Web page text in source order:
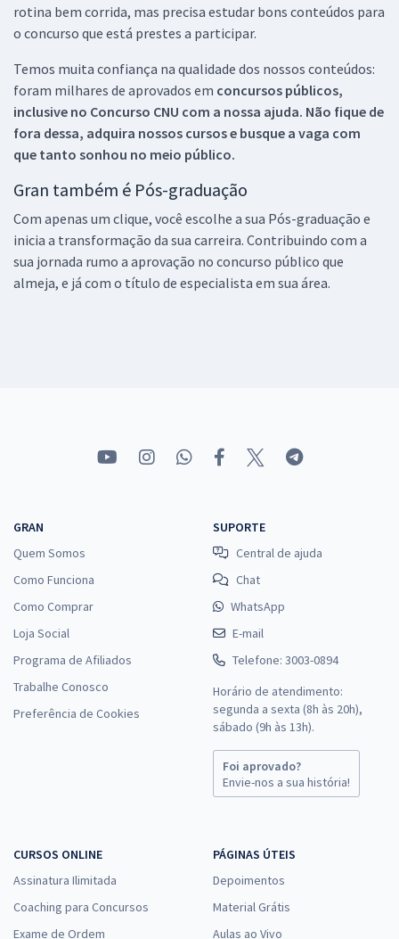
rotina bem corrida, mas precisa estudar bons conteúdos para
o concurso que está prestes a participar.
Temos muita confiança na qualidade dos nossos conteúdos:
foram milhares de aprovados em concursos públicos,
inclusive no Concurso CNU com a nossa ajuda. Não fique de
fora dessa, adquira nossos cursos e busque a vaga com
que tanto sonhou no meio público.
Gran também é Pós-graduação
Com apenas um clique, você escolhe a sua Pós-graduação e
inicia a transformação da sua carreira. Contribuindo com a
sua jornada rumo a aprovação no concurso público que
almeja, e já com o título de especialista em sua área.
GRAN
Quem Somos
Como Funciona
Como Comprar
Loja Social
Programa de Afiliados
Trabalhe Conosco
Preferência de Cookies
SUPORTE
Central de ajuda
Chat
WhatsApp
E-mail
Telefone: 3003-0894
Horário de atendimento:
segunda a sexta (8h às 20h),
sábado (9h às 13h).
Foi aprovado?
Envie-nos a sua história!
CURSOS ONLINE
Assinatura Ilimitada
Coaching para Concursos
Exame de Ordem
PÁGINAS ÚTEIS
Depoimentos
Material Grátis
Aulas ao Vivo